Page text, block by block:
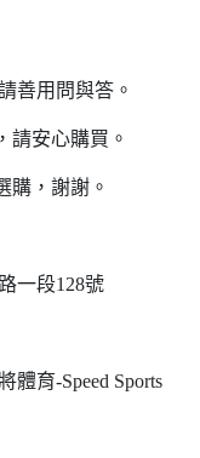
善用問與答。
請安心購買。
購，謝謝。
一段128號
體育-Speed Sports